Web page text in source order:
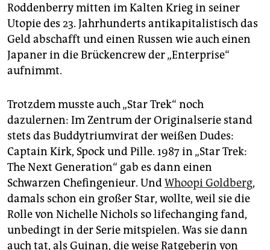
Roddenberry mitten im Kalten Krieg in seiner
Utopie des 23. Jahrhunderts antikapitalistisch das
Geld abschafft und einen Russen wie auch einen
Japaner in die Brückencrew der „Enterprise“
aufnimmt.
Trotzdem musste auch „Star Trek“ noch
dazulernen: Im Zentrum der Originalserie stand
stets das Buddytriumvirat der weißen Dudes:
Captain Kirk, Spock und Pille. 1987 in „Star Trek:
The Next Generation“ gab es dann einen
Schwarzen Chefingenieur. UndWhoopi Goldberg,
damals schon ein großer Star, wollte, weil sie die
Rolle von Nichelle Nichols so lifechanging fand,
unbedingt in der Serie mitspielen. Was sie dann
auch tat, als Guinan, die weise Ratgeberin von